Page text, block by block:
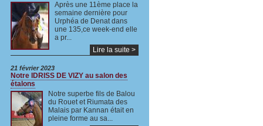
Après une 11ème place la
semaine dernière pour
Urphéa de Denat dans
une 135,ce week-end elle
a pr...
Lire la suite >
21 février 2023
Notre IDRISS DE VIZY au salon des
étalons
Notre superbe fils de Balou
du Rouet et Riumata des
Malais par Kannan était en
pleine forme au sa...